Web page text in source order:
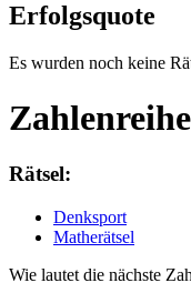
Erfolgsquote
Es wurden noch keine
Rätsel:
Denksport
Matherätsel
Wie lautet die nächste